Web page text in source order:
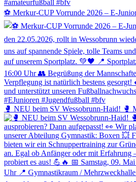
⚽️ Merkur-CUP Vorrunde 2026 – E-
🥊 NEU beim SV Wessobrunn-Haid! 🥊